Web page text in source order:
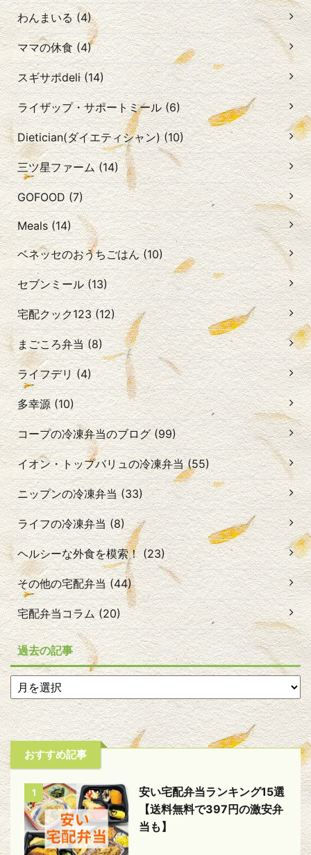
わんまいる (4)
ママの休食 (4)
スギサポdeli (14)
ライザップ・サポートミール (6)
Dietician(ダイエティシャン) (10)
三ツ星ファーム (14)
GOFOOD (7)
Meals (14)
ベネッセのおうちごはん (10)
セブンミール (13)
宅配クック123 (12)
まごころ弁当 (8)
ライフデリ (4)
多幸源 (10)
コープの冷凍弁当のブログ (99)
イオン・トップバリュの冷凍弁当 (55)
ニップンの冷凍弁当 (33)
ライフの冷凍弁当 (8)
ヘルシーな外食を模索！ (23)
その他の宅配弁当 (44)
宅配弁当コラム (20)
過去の記事
おすすめ記事
1
安い宅配弁当ランキング15選
【送料無料で397円の激安弁
当も】